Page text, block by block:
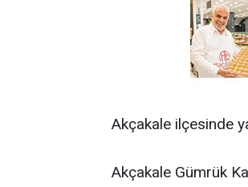
Akçakale ilçesinde
Akçakale Gümrük